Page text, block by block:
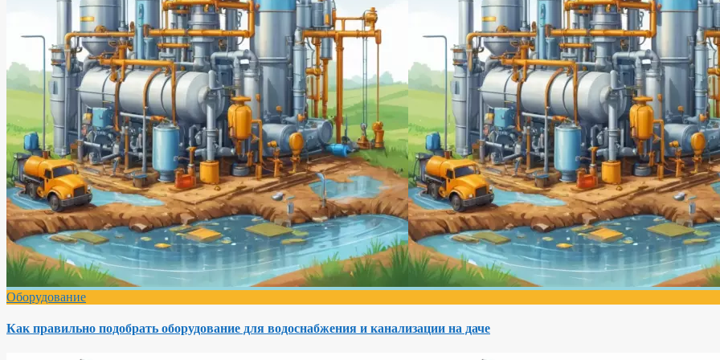
Оборудование
Как правильно подобрать оборудование для водоснабжения и канализации на даче